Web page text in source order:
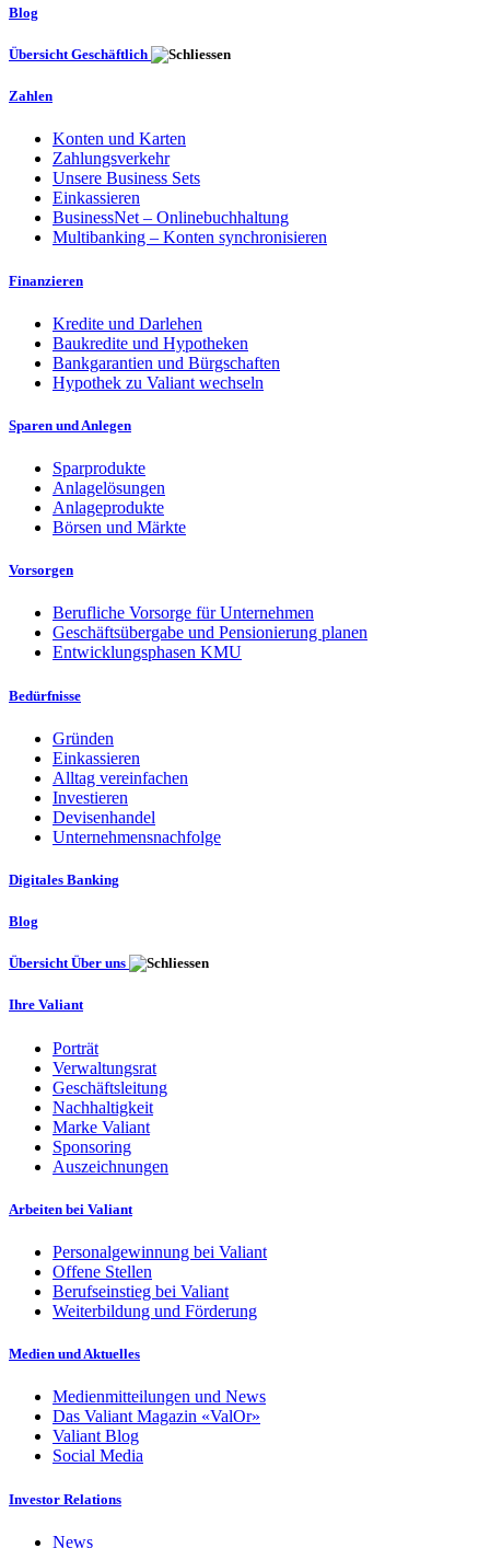
Blog
Übersicht Geschäftlich
Zahlen
Konten und Karten
Zahlungsverkehr
Unsere Business Sets
Einkassieren
BusinessNet – Onlinebuchhaltung
Multibanking – Konten synchronisieren
Finanzieren
Kredite und Darlehen
Baukredite und Hypotheken
Bankgarantien und Bürgschaften
Hypothek zu Valiant wechseln
Sparen und Anlegen
Sparprodukte
Anlagelösungen
Anlageprodukte
Börsen und Märkte
Vorsorgen
Berufliche Vorsorge für Unternehmen
Geschäftsübergabe und Pensionierung planen
Entwicklungsphasen KMU
Bedürfnisse
Gründen
Einkassieren
Alltag vereinfachen
Investieren
Devisenhandel
Unternehmensnachfolge
Digitales Banking
Blog
Übersicht Über uns
Ihre Valiant
Porträt
Verwaltungsrat
Geschäftsleitung
Nachhaltigkeit
Marke Valiant
Sponsoring
Auszeichnungen
Arbeiten bei Valiant
Personalgewinnung bei Valiant
Offene Stellen
Berufseinstieg bei Valiant
Weiterbildung und Förderung
Medien und Aktuelles
Medienmitteilungen und News
Das Valiant Magazin «ValOr»
Valiant Blog
Social Media
Investor Relations
News